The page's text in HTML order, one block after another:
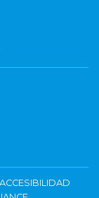
ACCESIBILIDAD